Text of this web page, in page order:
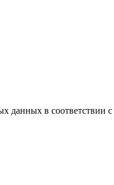
данных в соответствии с